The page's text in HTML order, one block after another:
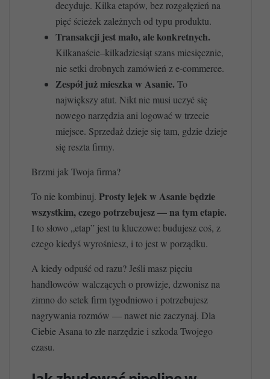
decyduje. Kilka etapów, bez rozgałęzień na
pięć ścieżek zależnych od typu produktu.
Transakcji jest mało, ale konkretnych.
Kilkanaście–kilkadziesiąt szans miesięcznie,
nie setki drobnych zamówień z e-commerce.
Zespół już mieszka w Asanie. To
największy atut. Nikt nie musi uczyć się
nowego narzędzia ani logować w trzecie
miejsce. Sprzedaż dzieje się tam, gdzie dzieje
się reszta firmy.
Brzmi jak Twoja firma?
To nie kombinuj. Prosty lejek w Asanie będzie
wszystkim, czego potrzebujesz — na tym etapie.
I to słowo „etap” jest tu kluczowe: budujesz coś, z
czego kiedyś wyrośniesz, i to jest w porządku.
A kiedy odpuść od razu? Jeśli masz pięciu
handlowców walczących o prowizje, dzwonisz na
zimno do setek firm tygodniowo i potrzebujesz
nagrywania rozmów — nawet nie zaczynaj. Dla
Ciebie Asana to złe narzędzie i szkoda Twojego
czasu.